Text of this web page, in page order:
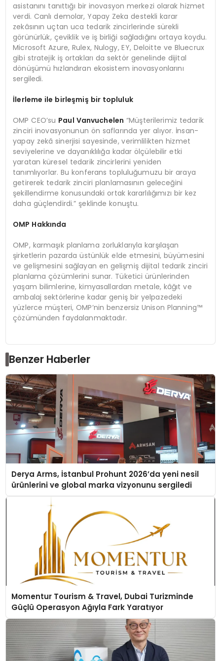
asistanını tanıttığı bir inovasyon merkezi olarak hizmet
verdi. Canlı demolar, Yapay Zeka destekli karar
zekâsının uçtan uca tedarik zincirlerinde sürekli
görünürlük, çeviklik ve iş birliği sağladığını ortaya koydu.
Microsoft Azure, Rulex, Nulogy, EY, Deloitte ve Bluecrux
gibi stratejik iş ortakları da sektör genelinde dijital
dönüşümü hızlandıran ekosistem inovasyonlarını
sergiledi.
İlerleme ile birleşmiş bir topluluk
OMP CEO’su Paul Vanvuchelen “Müşterilerimiz tedarik
zinciri inovasyonunun ön saflarında yer alıyor. İnsan-
yapay zekâ sinerjisi sayesinde, verimlilikten hizmet
seviyelerine ve dayanıklılığa kadar ölçülebilir etki
yaratan küresel tedarik zincirlerini yeniden
tanımlıyorlar. Bu konferans topluluğumuzu bir araya
getirerek tedarik zinciri planlamasının geleceğini
şekillendirme konusundaki ortak kararlılığımızı bir kez
daha güçlendirdi.” şeklinde konuştu.
OMP Hakkında
OMP, karmaşık planlama zorluklarıyla karşılaşan
şirketlerin pazarda üstünlük elde etmesini, büyümesini
ve gelişmesini sağlayan en gelişmiş dijital tedarik zinciri
planlama çözümlerini sunar. Tüketici ürünlerinden
yaşam bilimlerine, kimyasallardan metale, kâğıt ve
ambalaj sektörlerine kadar geniş bir yelpazedeki
yüzlerce müşteri, OMP’nin benzersiz Unison Planning™
çözümünden faydalanmaktadır.
Benzer Haberler
Derya Arms, İstanbul Prohunt 2026’da yeni nesil
ürünlerini ve global marka vizyonunu sergiledi
Momentur Tourism & Travel, Dubai Turizminde
Güçlü Operasyon Ağıyla Fark Yaratıyor